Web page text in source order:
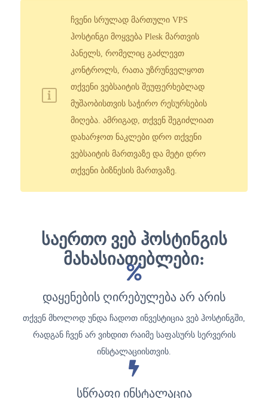
ჩვენი სრულად მართული VPS
ჰოსტინგი მოყვება Plesk მართვის
პანელს, რომელიც გაძლევთ
კონტროლს, რათა უზრუნველყოთ
თქვენი ვებსაიტის შეუფერხებლად
მუშაობისთვის საჭირო რესურსების
მიღება. ამრიგად, თქვენ შეგიძლიათ
დახარჯოთ ნაკლები დრო თქვენი
ვებსაიტის მართვაზე და მეტი დრო
თქვენი ბიზნესის მართვაზე.
საერთო ვებ ჰოსტინგის
მახასიათებლები:
დაყენების ღირებულება არ არის
თქვენ მხოლოდ უნდა ჩადოთ ინვესტიცია ვებ ჰოსტინგში,
რადგან ჩვენ არ ვიხდით რაიმე საფასურს სერვერის
ინსტალაციისთვის.
სწრაფი ინსტალაცია